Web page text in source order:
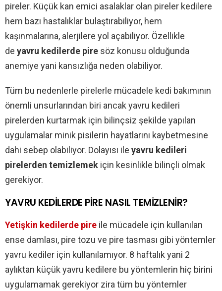
pireler. Küçük kan emici asalaklar olan pireler kedilere
hem bazı hastalıklar bulaştırabiliyor, hem
kaşınmalarına, alerjilere yol açabiliyor. Özellikle
de yavru kedilerde pire söz konusu olduğunda
anemiye yani kansızlığa neden olabiliyor.
Tüm bu nedenlerle pirelerle mücadele kedi bakımının
önemli unsurlarından biri ancak yavru kedileri
pirelerden kurtarmak için bilinçsiz şekilde yapılan
uygulamalar minik pisilerin hayatlarını kaybetmesine
dahi sebep olabiliyor. Dolayısı ile yavru kedileri
pirelerden temizlemek için kesinlikle bilinçli olmak
gerekiyor.
YAVRU KEDİLERDE PİRE NASIL TEMİZLENİR?
Yetişkin kedilerde pire ile mücadele için kullanılan
ense damlası, pire tozu ve pire tasması gibi yöntemler
yavru kediler için kullanılamıyor. 8 haftalık yani 2
aylıktan küçük yavru kedilere bu yöntemlerin hiç birini
uygulamamak gerekiyor zira tüm bu yöntemler